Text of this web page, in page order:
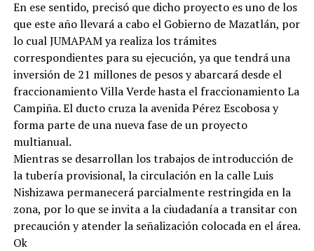
En ese sentido, precisó que dicho proyecto es uno de los
que este año llevará a cabo el Gobierno de Mazatlán, por
lo cual JUMAPAM ya realiza los trámites
correspondientes para su ejecución, ya que tendrá una
inversión de 21 millones de pesos y abarcará desde el
fraccionamiento Villa Verde hasta el fraccionamiento La
Campiña. El ducto cruza la avenida Pérez Escobosa y
forma parte de una nueva fase de un proyecto
multianual.
Mientras se desarrollan los trabajos de introducción de
la tubería provisional, la circulación en la calle Luis
Nishizawa permanecerá parcialmente restringida en la
zona, por lo que se invita a la ciudadanía a transitar con
precaución y atender la señalización colocada en el área.
Ok